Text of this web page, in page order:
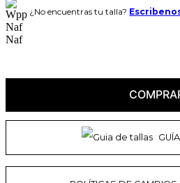
¿No encuentras tu talla?